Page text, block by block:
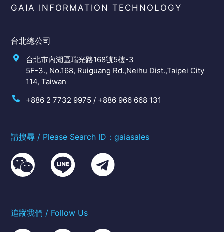
GAIA INFORMATION TECHNOLOGY
台北總公司
台北市內湖區瑞光路168號5樓-3
5F-3., No.168, Ruiguang Rd.,Neihu Dist.,Taipei City
114, Taiwan
+886 2 7732 9975 / +886 966 668 131
請搜尋 / Please Search ID：gaiasales
追蹤我們 / Follow Us